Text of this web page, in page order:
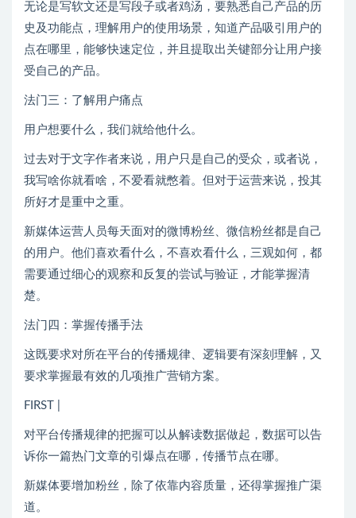
无论是写软文还是写段子或者鸡汤，要熟悉自己产品的历
史及功能点，理解用户的使用场景，知道产品吸引用户的
点在哪里，能够快速定位，并且提取出关键部分让用户接
受自己的产品。
法门三：了解用户痛点
用户想要什么，我们就给他什么。
过去对于文字作者来说，用户只是自己的受众，或者说，
我写啥你就看啥，不爱看就憋着。但对于运营来说，投其
所好才是重中之重。
新媒体运营人员每天面对的微博粉丝、微信粉丝都是自己
的用户。他们喜欢看什么，不喜欢看什么，三观如何，都
需要通过细心的观察和反复的尝试与验证，才能掌握清
楚。
法门四：掌握传播手法
这既要求对所在平台的传播规律、逻辑要有深刻理解，又
要求掌握最有效的几项推广营销方案。
FIRST |
对平台传播规律的把握可以从解读数据做起，数据可以告
诉你一篇热门文章的引爆点在哪，传播节点在哪。
新媒体要增加粉丝，除了依靠内容质量，还得掌握推广渠
道。